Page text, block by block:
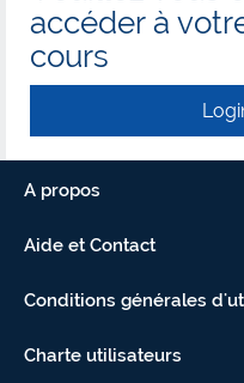
accéder à
cours
A propos
Aide et Contact
Conditions générales
Charte utilisateurs